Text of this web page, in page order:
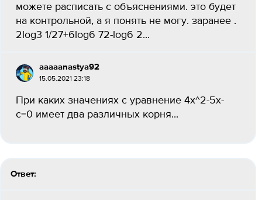
можете расписать с объяснениями. это будет
на контрольной, а я понять не могу. заранее .
2log3 1/27+6log6 72-log6 2...
aaaaanastya92
15.05.2021 23:18
При каких значениях с уравнение 4х^2-5х-
с=0 имеет два различных корня...
Ответ: